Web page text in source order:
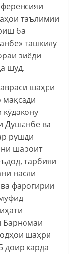
таълимии
ба
ташкилу
зиёди
шуд.
шаҳри
мақсади
Душанбе ва
рушди
шароит
тарбияи
насли
фарогирии
Барномаи
шаҳри
доир карда